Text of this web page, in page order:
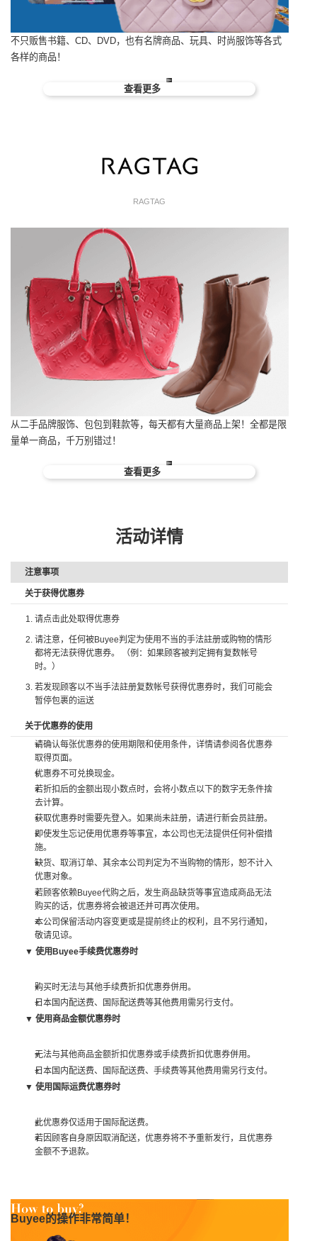
不只贩售书籍、CD、DVD，也有名牌商品、玩具、时尚服饰等各式
各样的商品！
查看更多
RAGTAG
从二手品牌服饰、包包到鞋款等，每天都有大量商品上架！全都是限
量单一商品，千万别错过！
查看更多
活动详情
注意事项
关于获得优惠券
请点击此处取得优惠券
请注意，任何被Buyee判定为使用不当的手法註册或购物的情形
都将无法获得优惠券。 （例：如果顾客被判定拥有复数帐号
时。）
若发现顾客以不当手法註册复数帐号获得优惠券时，我们可能会
暂停包裹的运送
关于优惠券的使用
请确认每张优惠券的使用期限和使用条件，详情请参阅各优惠券
取得页面。
优惠券不可兑换现金。
若折扣后的金额出现小数点时，会将小数点以下的数字无条件捨
去计算。
获取优惠券时需要先登入。如果尚未註册，请进行新会员註册。
即使发生忘记使用优惠券等事宜，本公司也无法提供任何补偿措
施。
缺货、取消订单、其余本公司判定为不当购物的情形，恕不计入
优惠对象。
若顾客依赖Buyee代购之后，发生商品缺货等事宜造成商品无法
购买的话，优惠券将会被退还并可再次使用。
本公司保留活动内容变更或是提前终止的权利，且不另行通知，
敬请见谅。
▼ 使用Buyee手续费优惠券时
购买时无法与其他手续费折扣优惠券併用。
日本国内配送费、国际配送费等其他费用需另行支付。
▼ 使用商品金额优惠券时
无法与其他商品金额折扣优惠券或手续费折扣优惠券併用。
日本国内配送费、国际配送费、手续费等其他费用需另行支付。
▼ 使用国际运费优惠券时
此优惠券仅适用于国际配送费。
若因顾客自身原因取消配送，优惠券将不予重新发行，且优惠券
金额不予退款。
Buyee的操作非常简单！